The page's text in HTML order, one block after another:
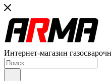
Интернет-магазин